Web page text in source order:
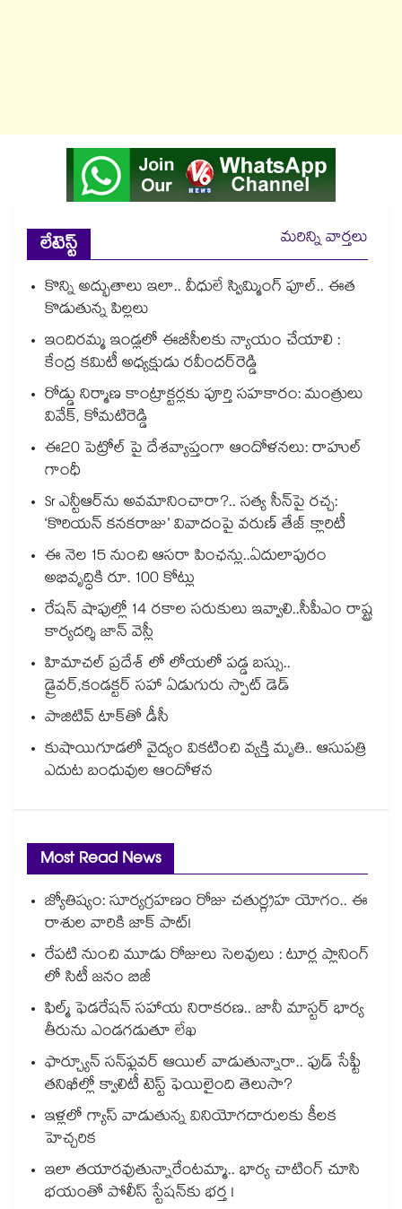
లేటెస్ట్
మరిన్ని వార్తలు
కొన్ని అద్భుతాలు ఇలా.. వీధులే స్విమ్మింగ్ పూల్.. ఈత
కొడుతున్న పిల్లలు
ఇందిరమ్మ ఇండ్లలో ఈబీసీలకు న్యాయం చేయాలి :
కేంద్ర కమిటీ అధ్యక్షుడు రవీందర్‌‌‌‌రెడ్డి
రోడ్డు నిర్మాణ కాంట్రాక్టర్లకు పూర్తి సహకారం: మంత్రులు
వివేక్, కోమటిరెడ్డి
ఈ20 పెట్రోల్ పై దేశవ్యాప్తంగా ఆందోళనలు: రాహుల్
గాంధీ
Sr ఎన్టీఆర్‌ను అవమానించారా?.. సత్య సీన్‌పై రచ్చ:
‘కొరియన్ కనకరాజు’ వివాదంపై వరుణ్ తేజ్ క్లారిటీ
ఈ నెల 15 నుంచి ఆసరా పింఛన్లు..ఏదులాపురం
అభివృద్ధికి రూ. 100 కోట్లు
రేషన్ షాపుల్లో 14 రకాల సరుకులు ఇవ్వాలి..సీపీఎం రాష్ట్ర
కార్యదర్శి జాన్ వెస్లీ
హిమాచల్ ప్రదేశ్ లో లోయలో పడ్డ బస్సు..
డ్రైవర్,కండక్టర్ సహా ఏడుగురు స్పాట్ డెడ్
పాజిటివ్ టాక్⁬తో డీసీ
కుషాయిగూడలో వైద్యం వికటించి వ్యక్తి మృతి.. ఆసుపత్రి
ఎదుట బంధువుల ఆందోళన
Most Read News
జ్యోతిష్యం: సూర్యగ్రహణం రోజు చతుర్గ్రహ యోగం.. ఈ
రాశుల వారికి జాక్ పాట్!
రేపటి నుంచి మూడు రోజులు సెలవులు : టూర్ల ప్లానింగ్
లో సిటీ జనం బిజీ
ఫిల్మ్ ఫెడరేషన్ సహాయ నిరాకరణ.. జానీ మాస్టర్ భార్య
తీరును ఎండగడుతూ లేఖ
ఫార్చ్యూన్ సన్‌ఫ్లవర్ ఆయిల్ వాడుతున్నారా.. ఫుడ్ సేఫ్టీ
తనిఖీల్లో క్వాలిటీ టెస్ట్ ఫెయిలైంది తెలుసా?
ఇళ్లలో గ్యాస్ వాడుతున్న వినియోగదారులకు కీలక
హెచ్చరిక
ఇలా తయారవుతున్నారేంటమ్మా.. భార్య చాటింగ్ చూసి
భయంతో పోలీస్ స్టేషన్⁫కు భర్త !